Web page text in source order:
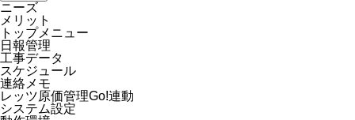
ニーズ
メリット
トップメニュー
日報管理
工事データ
スケジュール
連絡メモ
レッツ原価管理Go!連動
システム設定